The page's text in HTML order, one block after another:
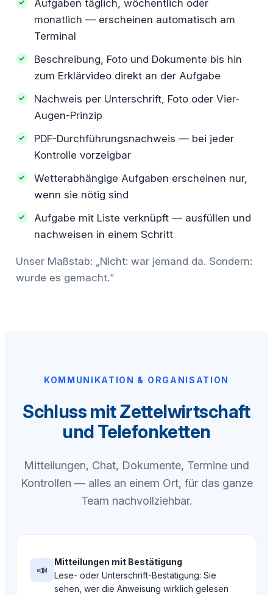
Aufgaben täglich, wöchentlich oder
monatlich — erscheinen automatisch am
Terminal
Beschreibung, Foto und Dokumente bis hin
zum Erklärvideo direkt an der Aufgabe
Nachweis per Unterschrift, Foto oder Vier-
Augen-Prinzip
PDF-Durchführungsnachweis — bei jeder
Kontrolle vorzeigbar
Wetterabhängige Aufgaben erscheinen nur,
wenn sie nötig sind
Aufgabe mit Liste verknüpft — ausfüllen und
nachweisen in einem Schritt
Unser Maßstab: „Nicht: war jemand da. Sondern:
wurde es gemacht.“
KOMMUNIKATION & ORGANISATION
Schluss mit Zettelwirtschaft
und Telefonketten
Mitteilungen, Chat, Dokumente, Termine und
Kontrollen — alles an einem Ort, für das ganze
Team nachvollziehbar.
📣
Mitteilungen mit Bestätigung
Lese- oder Unterschrift-Bestätigung: Sie
sehen, wer die Anweisung wirklich gelesen